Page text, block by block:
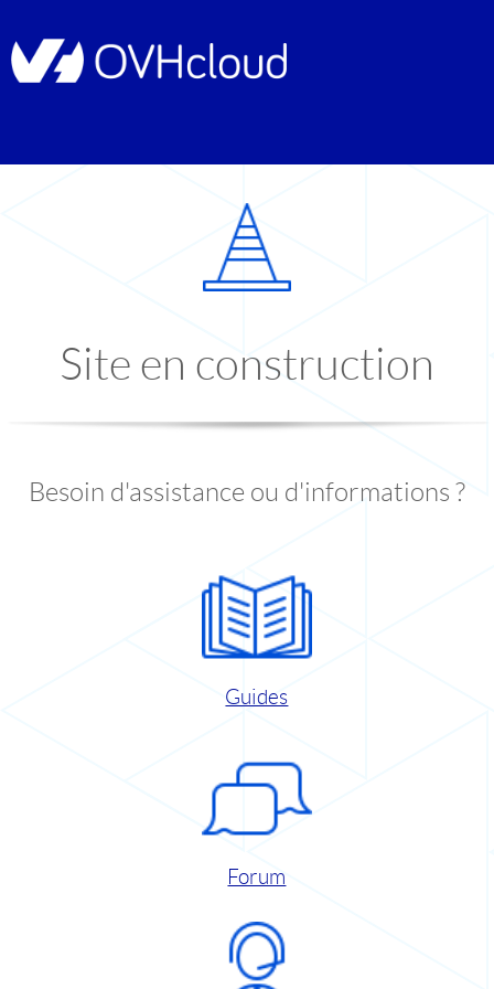
Site en construction
Besoin d'assistance ou d'informations ?
Guides
Forum